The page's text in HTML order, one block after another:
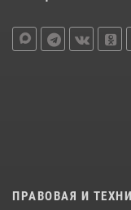
ПРАВОВАЯ И